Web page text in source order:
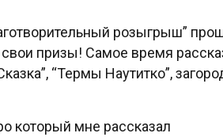
розыгрыш”
призы! Самое время
“Термы Наутитко”,
который мне рассказал